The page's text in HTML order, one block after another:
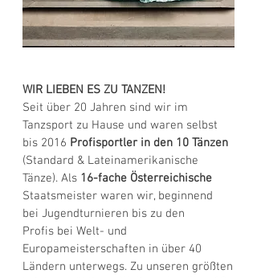
WIR LIEBEN ES ZU TANZEN!
Seit über 20 Jahren sind wir im
Tanzsport zu Hause und waren selbst
bis 2016 Profisportler in den 10 Tänzen
(Standard & Lateinamerikanische
Tänze). Als 16-fache Österreichische
Staatsmeister waren wir, beginnend
bei Jugendturnieren bis zu den
Profis bei Welt- und
Europameisterschaften in über 40
Ländern unterwegs. Zu unseren größten